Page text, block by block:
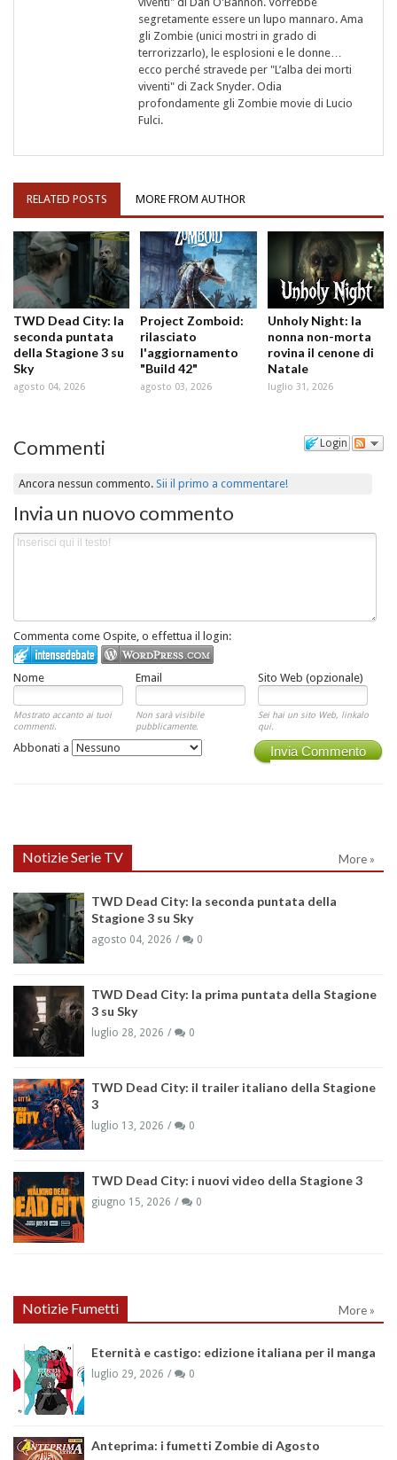
segretamente essere un lupo mannaro. Ama
gli Zombie (unici mostri in grado di
terrorizzarlo), le esplosioni e le donne…
ecco perché stravede per "L’alba dei morti
viventi" di Zack Snyder. Odia
profondamente gli Zombie movie di Lucio
Fulci.
RELATED POSTS MORE FROM AUTHOR
TWD Dead City: la
seconda puntata
della Stagione 3 su
Sky
agosto 04, 2026
Project Zomboid:
rilasciato
l'aggiornamento
"Build 42"
agosto 03, 2026
Unholy Night: la
nonna non-morta
rovina il cenone di
Natale
luglio 31, 2026
Login
Commenti
Ancora nessun commento.Sii il primo a commentare!
Invia un nuovo commento
Commenta come Ospite, o effettua il login:
Nome Email Sito Web (opzionale)
Mostrato accanto ai tuoi
commenti.
Non sarà visibile
pubblicamente.
Sei hai un sito Web, linkalo
qui.
Invia Commento
Abbonati a
Notizie Serie TV More »
TWD Dead City: la seconda puntata della
Stagione 3 su Sky
agosto 04, 2026 0
TWD Dead City: la prima puntata della Stagione
3 su Sky
luglio 28, 2026 0
TWD Dead City: il trailer italiano della Stagione
3
luglio 13, 2026 0
TWD Dead City: i nuovi video della Stagione 3
giugno 15, 2026 0
Notizie Fumetti More »
Eternità e castigo: edizione italiana per il manga
luglio 29, 2026 0
Anteprima: i fumetti Zombie di Agosto